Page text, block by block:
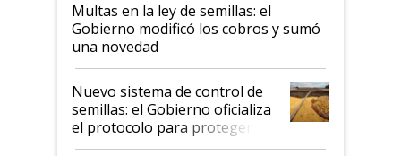
Multas en la ley de semillas: el
Gobierno modificó los cobros y sumó
una novedad
Nuevo sistema de control de
semillas: el Gobierno oficializa
el protocolo para proteger la
propiedad intelectual